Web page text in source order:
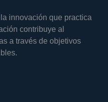
innovación que practica
contribuye al
a través de objetivos